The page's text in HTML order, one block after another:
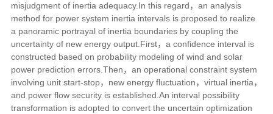
misjudgment of inertia adequacy.In this regard，an analysis
method for power system inertia intervals is proposed to realize
a panoramic portrayal of inertia boundaries by coupling the
uncertainty of new energy output.First，a confidence interval is
constructed based on probability modeling of wind and solar
power prediction errors.Then，an operational constraint system
involving unit start-stop，new energy fluctuation，virtual inertia，
and power flow security is established.An interval possibility
transformation is adopted to convert the uncertain optimization